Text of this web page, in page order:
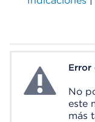
System Error
Error
No
este
más